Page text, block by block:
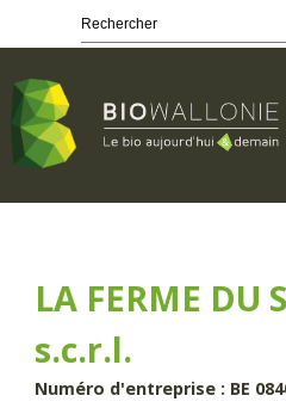
principalLA FERME DU
s.c.r.l.
Numéro d'entreprise : BE